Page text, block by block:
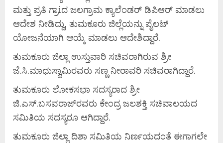
ಮತ್ತು ಪ್ರತಿ ಗ್ರಾiದ ಜಲಗ್ರಾಮ ಕ್ಯಾಲೆಂಡರ್ ಡಿಪಿಆರ್ ಮಾಡಲು
ಆದೇಶ ನೀಡಿದ್ದು, ತುಮಕೂರು ಜಿಲ್ಲೆಯನ್ನು ಪೈಲಟ್
ಯೋಜನೆಯಾಗಿ ಆಯ್ಕೆ ಮಾಡಲು ಆದೇಶಿದ್ದಾರೆ.
ತುಮಕೂರು ಜಿಲ್ಲಾ ಉಸ್ತುವಾರಿ ಸಚಿವರಾಗಿರುವ ಶ್ರೀ
ಜೆ.ಸಿ.ಮಾಧುಸ್ವಾಮಿರವರು ಸಣ್ಣ ನೀರಾವರಿ ಸಚಿವರಾಗಿದ್ದಾರೆ.
ತುಮಕೂರು ಲೋಕಸಭಾ ಸದಸ್ಯರಾದ ಶ್ರೀ
ಜಿ.ಎಸ್.ಬಸವರಾಜ್‌ರವರು ಕೇಂದ್ರ ಜಲಶಕ್ತಿ ಸಚಿವಾಲಯದ
ಸಮಿತಿಯ ಸದಸ್ಯರೂ ಆಗಿದ್ದಾರೆ.
ತುಮಕೂರು ಜಿಲ್ಲಾ ದಿಶಾ ಸಮಿತಿಯ ನಿರ್ಣಯದಂತೆ ಈಗಾಗಲೇ